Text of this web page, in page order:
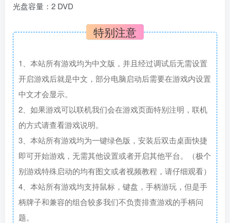
光盘容量：2 DVD
特别注意
1、本站所有游戏均为中文版，并且经过调试后无需设置
开启游戏后就是中文，部分电脑启动后需要在游戏内设置
中文才会显示。
2、如果游戏可以联机我们会在游戏页面特别注明，联机
的方式请查看游戏说明。
3、本站所有游戏均为一键绿色版，安装后双击桌面快捷
即可开始游戏，无需其他设置或者开启其他平台。（极个
别游戏特殊启动的均有图文或者视频教程，请仔细观看）
4、本站所有游戏均支持鼠标，键盘，手柄游玩，但是手
柄牌子和兼容的组合较多我们不负责排查游戏的手柄问
题。